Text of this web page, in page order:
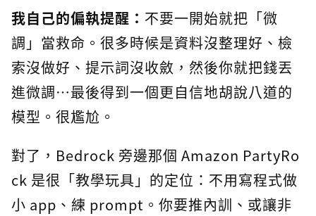
我自己的偏執提醒： 不要一開始就把「微
調」當救命。很多時候是資料沒整理好、檢
索沒做好、提示詞沒收斂，然後你就把錢丟
進微調…最後得到一個更自信地胡說八道的
模型。很尷尬。
對了，Bedrock 旁邊那個 Amazon PartyRo
ck 是很「教學玩具」的定位：不用寫程式做
小 app、練 prompt。你要推內訓、或讓非